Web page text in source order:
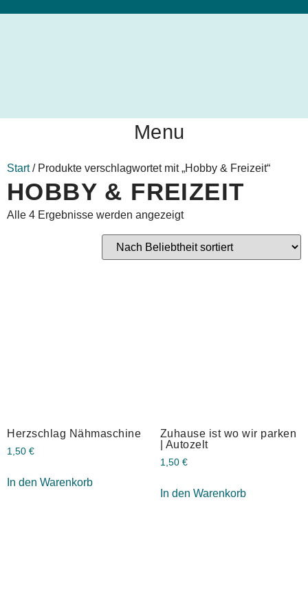
Menu
Start/ Produkte verschlagwortet mit „Hobby & Freizeit“
HOBBY & FREIZEIT
Alle 4 Ergebnisse werden angezeigt
Herzschlag Nähmaschine
1,50 €
In den Warenkorb
Zuhause ist wo wir parken
| Autozelt
1,50 €
In den Warenkorb